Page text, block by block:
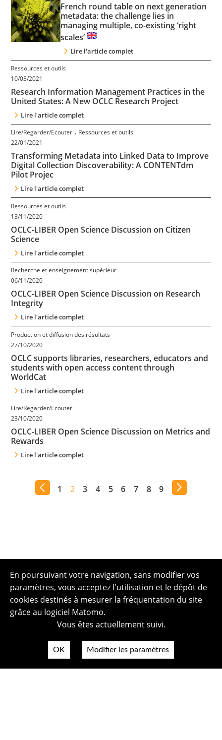
French round table on next generation
metadata: the challenge lies in
managing multiple, co-existing ‘right
scales’
Lire l'article complet
Ressources et outils
10/03/2021
Research Information Management Practices in the
United States: A New OCLC Research Project
Lire l'article complet
Lire/Regarder/Ecouter , Ressources et outils
22/01/2021
Transforming Metadata into Linked Data to Improve
Digital Collection Discoverability: A CONTENTdm
Pilot Projec
Lire l'article complet
Ressources et outils
13/11/2020
OCLC-LIBER Open Science Discussion on Citizen
Science
Lire l'article complet
Recherche et enseignement supérieur
06/11/2020
OCLC-LIBER Open Science Discussion on Research
Integrity
Lire l'article complet
Production et diffusion des résultats
27/10/2020
OCLC supports libraries, researchers, educators and
students with open access content through
WorldCat
Lire l'article complet
Lire/Regarder/Ecouter
23/10/2020
OCLC-LIBER Open Science Discussion on Metrics and
Rewards
Lire l'article complet
1 2 3 4 5 6 7 8 9
En poursuivant votre navigation, sans modifier vos
paramètres, vous acceptez l'utilisation et le dépôt de
cookies destinés à mesurer la fréquentation du site
grâce au logiciel Matomo.
Vous êtes actuellement suivi.
OK Modifier les paramètres